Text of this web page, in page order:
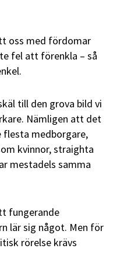
oss med fördomar
fel att förenkla – så
till den grova bild vi
Nämligen att det
flesta medborgare,
kvinnor, straighta
mestadels samma
fungerande
lär sig något. Men för
rörelse krävs